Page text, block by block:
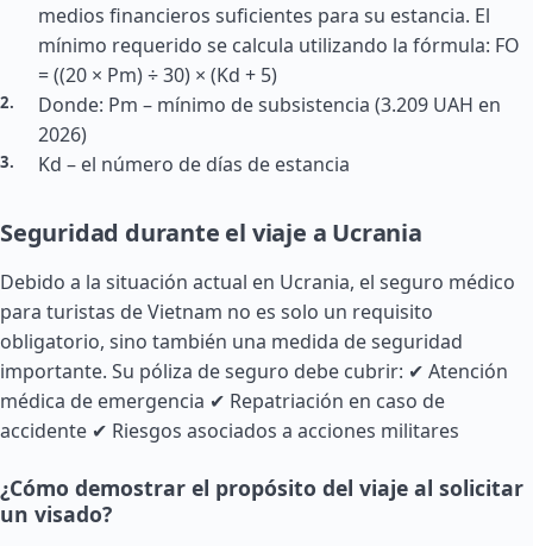
medios financieros suficientes para su estancia. El
mínimo requerido se calcula utilizando la fórmula: FO
= ((20 × Pm) ÷ 30) × (Kd + 5)
Donde: Pm – mínimo de subsistencia (3.209 UAH en
2026)
Kd – el número de días de estancia
Seguridad durante el viaje a Ucrania
Debido a la situación actual en Ucrania, el seguro médico
para turistas de Vietnam no es solo un requisito
obligatorio, sino también una medida de seguridad
importante. Su póliza de seguro debe cubrir: ✔ Atención
médica de emergencia ✔ Repatriación en caso de
accidente ✔ Riesgos asociados a acciones militares
¿Cómo demostrar el propósito del viaje al solicitar
un visado?